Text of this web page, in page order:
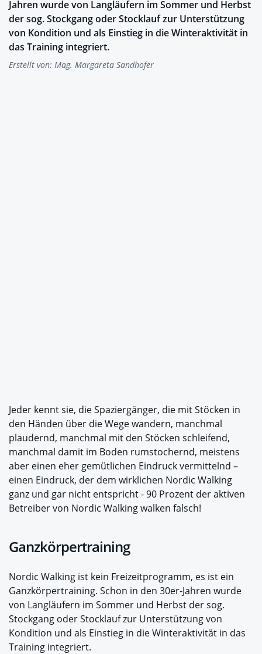
Jahren wurde von Langläufern im Sommer und Herbst
der sog. Stockgang oder Stocklauf zur Unterstützung
von Kondition und als Einstieg in die Winteraktivität in
das Training integriert.
Erstellt von: Mag. Margareta Sandhofer
Jeder kennt sie, die Spaziergänger, die mit Stöcken in
den Händen über die Wege wandern, manchmal
plaudernd, manchmal mit den Stöcken schleifend,
manchmal damit im Boden rumstochernd, meistens
aber einen eher gemütlichen Eindruck vermittelnd –
einen Eindruck, der dem wirklichen Nordic Walking
ganz und gar nicht entspricht - 90 Prozent der aktiven
Betreiber von Nordic Walking walken falsch!
Ganzkörpertraining
Nordic Walking ist kein Freizeitprogramm, es ist ein
Ganzkörpertraining. Schon in den 30er-Jahren wurde
von Langläufern im Sommer und Herbst der sog.
Stockgang oder Stocklauf zur Unterstützung von
Kondition und als Einstieg in die Winteraktivität in das
Training integriert.